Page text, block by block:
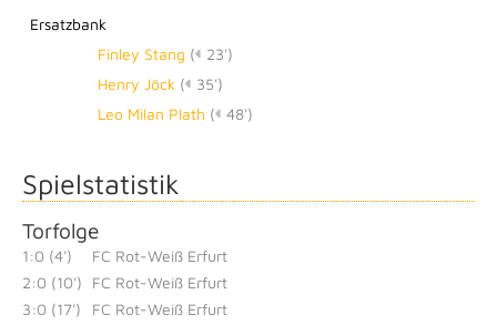
Ersatzbank
Finley Stang (
23')
Henry Jöck (
35')
Leo Milan Plath ( 48')
Spielstatistik
Torfolge
1:0 (4')
FC Rot-Weiß Erfurt
2:0 (10')
FC Rot-Weiß Erfurt
3:0 (17')
FC Rot-Weiß Erfurt